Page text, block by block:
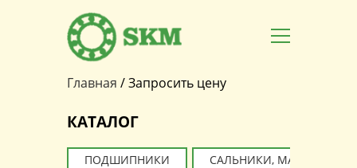
Главная /Запросить цену
КАТАЛОГ
ПОДШИПНИКИ САЛЬНИКИ, МАНЖЕТЫ